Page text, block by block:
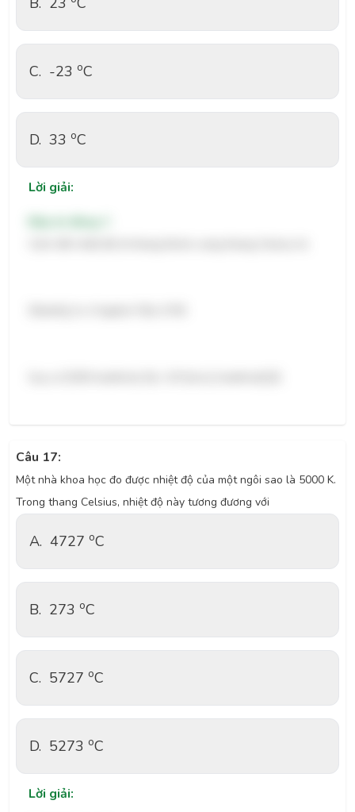
C. -23 oC
D. 33 oC
Lời giải:
Câu 17:
Một nhà khoa học đo được nhiệt độ của một ngôi sao là 5000 K.
Trong thang Celsius, nhiệt độ này tương đương với
A. 4727 oC
B. 273 oC
C. 5727 oC
D. 5273 oC
Lời giải: